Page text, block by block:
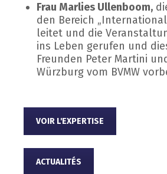
Frau Marlies Ullenboom,
den Bereich
leitet und die
ins Leben gerufen und
Freunden Peter Martini
Würzburg vom BVMW
VOIR L'EXPERTISE
ACTUALITÉS